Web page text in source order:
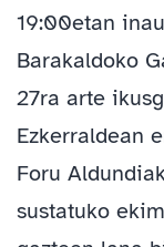
19:00etan
Barakaldoko
27ra arte
Ezkerraldean
Foru
sustatuko